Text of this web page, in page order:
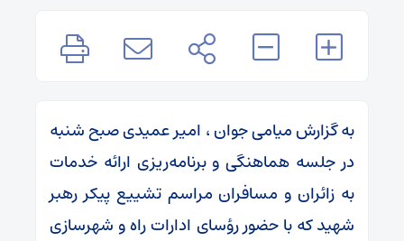
به گزارش میامی جوان ، امیر عمیدی صبح شنبه
در جلسه هماهنگی و برنامه‌ریزی ارائه خدمات
به زائران و مسافران مراسم تشییع پیکر رهبر
شهید که با حضور رؤسای ادارات راه و شهرسازی